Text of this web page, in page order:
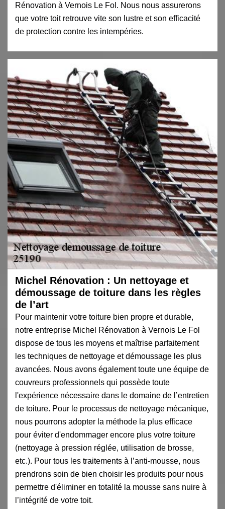
Rénovation à Vernois Le Fol. Nous nous assurerons
que votre toit retrouve vite son lustre et son efficacité
de protection contre les intempéries.
Michel Rénovation : Un nettoyage et
démoussage de toiture dans les règles
de l’art
Pour maintenir votre toiture bien propre et durable,
notre entreprise Michel Rénovation à Vernois Le Fol
dispose de tous les moyens et maîtrise parfaitement
les techniques de nettoyage et démoussage les plus
avancées. Nous avons également toute une équipe de
couvreurs professionnels qui possède toute
l'expérience nécessaire dans le domaine de l’entretien
de toiture. Pour le processus de nettoyage mécanique,
nous pourrons adopter la méthode la plus efficace
pour éviter d'endommager encore plus votre toiture
(nettoyage à pression réglée, utilisation de brosse,
etc.). Pour tous les traitements à l’anti-mousse, nous
prendrons soin de bien choisir les produits pour nous
permettre d'éliminer en totalité la mousse sans nuire à
l’intégrité de votre toit.